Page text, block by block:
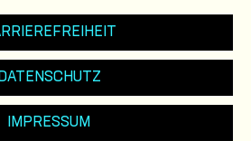
DATENSCHUTZ
IMPRESSUM